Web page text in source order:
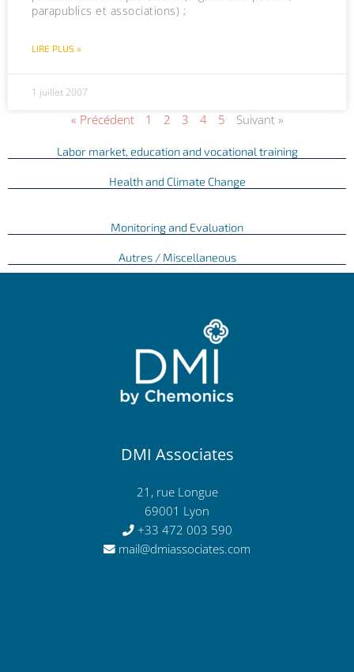
parapublics et associations) ;
LIRE PLUS »
1 juillet 2007
« Précédent 1 2 3 4 5 Suivant »
Labor market, education and vocational training
Health and Climate Change
Monitoring and Evaluation
Autres / Miscellaneous
DMI Associates
21, rue Longue
69001 Lyon
+33 472 003 590
mail@dmiassociates.com